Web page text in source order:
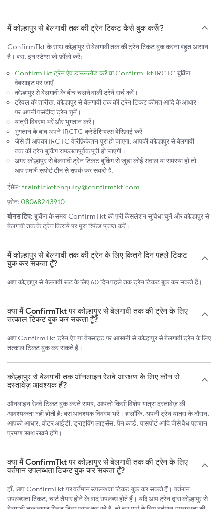
मैं कोल्हापुर से बेलगावी तक की ट्रेन टिकट कैसे बुक करूँ?
ConfirmTkt के साथ कोल्हापुर से बेलगावी तक की ट्रेन टिकट बुक करना बहुत आसान
है। बस, इन स्टेप्स को फ़ॉलो करें:
ConfirmTkt ट्रेन ऐप डाउनलोड करेंयाConfirmTkt IRCTC बुकिंग
वेबसाइट पर जाएँ
कोल्हापुर से बेलगावी के बीच चलने वाली ट्रेनें सर्च करें।
ट्रैवल की तारीख, कोल्हापुर से बेलगावी तक की ट्रेन टिकट कीमत आदि के आधार
पर अपनी पसंदीदा ट्रेन चुनें।
यात्री विवरण भरें और भुगतान करें।
भुगतान के बाद अपने IRCTC क्रेडेंशियल्स वेरिफ़ाई करें।
जैसे ही आपका IRCTC वेरिफ़िकेशन पूरा हो जाएगा, आपकी कोल्हापुर से बेलगावी
तक की ट्रेन बुकिंग सफलतापूर्वक पूरी हो जाएगी।
अगर कोल्हापुर से बेलगावी ट्रेन टिकट बुकिंग से जुड़ा कोई सवाल या समस्या हो तो
आप हमारी सपोर्ट टीम से संपर्क कर सकते हैं:
ईमेल: trainticketenquiry@confirmtkt.com
फ़ोन: 08068243910
बोनस टिप: बुकिंग के समय ConfirmTkt की फ़्री कैंसलेशन सुविधा चुनें और कोल्हापुर से
बेलगावी तक के ट्रेन किराये पर पूरा रिफंड प्राप्त करें।
मैं कोल्हापुर से बेलगावी तक की ट्रेन के लिए कितने दिन पहले टिकट
बुक कर सकता हूँ?
आप कोल्हापुर से बेलगावी रूट के लिए 60 दिन पहले तक ट्रेन टिकट बुक कर सकते हैं।
क्या मैं ConfirmTkt पर कोल्हापुर से बेलगावी तक की ट्रेन के लिए
तत्काल टिकट बुक कर सकता हूँ?
आप ConfirmTkt ट्रेन ऐप या वेबसाइट पर आसानी से कोल्हापुर से बेलगावी ट्रेन के लिए
तत्काल टिकट बुक कर सकते हैं।
कोल्हापुर से बेलगावी तक ऑनलाइन रेलवे आरक्षण के लिए कौन से
दस्तावेज़ आवश्यक हैं?
ऑनलाइन रेलवे टिकट बुक करते समय, आपको किसी विशेष यात्रा दस्तावेज़ की
आवश्यकता नहीं होती है; बस आवश्यक विवरण भरें। हालाँकि, अपनी ट्रेन यात्रा के दौरान,
आपको आधार, वोटर आईडी, ड्राइविंग लाइसेंस, पैन कार्ड, पासपोर्ट आदि जैसे वैध पहचान
प्रमाण साथ रखने होंगे।
क्या मैं ConfirmTkt पर कोल्हापुर से बेलगावी तक की ट्रेन के लिए
वर्तमान उपलब्धता टिकट बुक कर सकता हूँ?
हाँ, आप ConfirmTkt पर वर्तमान उपलब्धता टिकट बुक कर सकते हैं। वर्तमान
उपलब्धता टिकट, चार्ट तैयार होने के बाद उपलब्ध होते हैं। यदि आप ट्रेन द्वारा कोल्हापुर से